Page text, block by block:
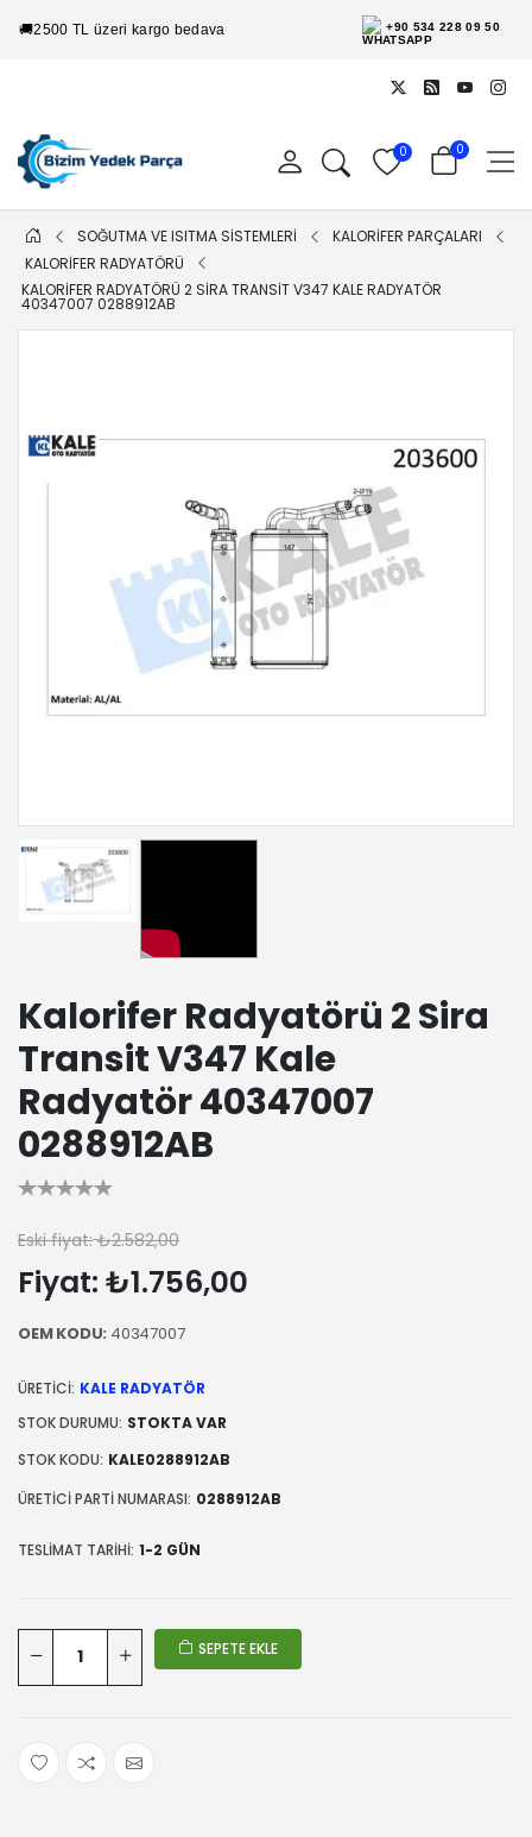
🚚2500 TL üzeri kargo bedava +90 534 228 09 50
0 0
SOĞUTMA VE ISITMA SİSTEMLERİ
KALORİFER PARÇALARI
KALORİFER RADYATÖRÜ
KALORIFER RADYATÖRÜ 2 SIRA TRANSIT V347 KALE RADYATÖR
40347007 0288912AB
Kalorifer Radyatörü 2 Sira
Transit V347 Kale
Radyatör 40347007
0288912AB
Eski fiyat: ₺2.582,00
Fiyat: ₺1.756,00
OEM KODU: 40347007
ÜRETICI: KALE RADYATÖR
STOK DURUMU: STOKTA VAR
STOK KODU: KALE0288912AB
ÜRETICI PARTI NUMARASI: 0288912AB
TESLIMAT TARIHI: 1-2 GÜN
SEPETE EKLE